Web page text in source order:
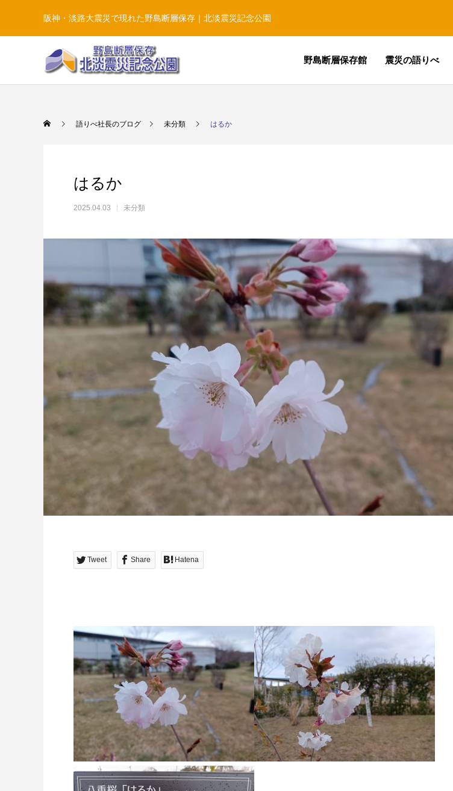
阪神・淡路大震災で現れた野島断層保存｜北淡震災記念公園
野島断層保存館 震災の語りべ
語りべ社長のブログ 未分類 はるか
はるか
2025.04.03 未分類
Tweet Share Hatena